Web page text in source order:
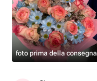
foto prima della consegna